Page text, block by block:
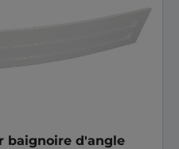
baignoire d'angle